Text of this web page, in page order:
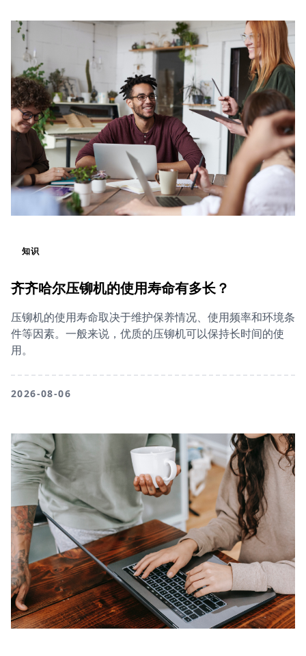
知识
齐齐哈尔压铆机的使用寿命有多长？
压铆机的使用寿命取决于维护保养情况、使用频率和环境条
件等因素。一般来说，优质的压铆机可以保持长时间的使
用。
2026-08-06